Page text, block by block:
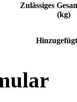
Zulässiges
(kg)